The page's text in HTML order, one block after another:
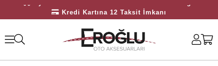
Kredi Kartına 12 Taksit İmkanı
Bayilerimize Özel 10.000 TL Üzeri Ücretsiz Kargo